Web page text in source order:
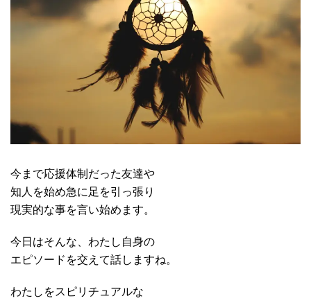
今まで応援体制だった友達や
知人を始め急に足を引っ張り
現実的な事を言い始めます。
今日はそんな、わたし自身の
エピソードを交えて話しますね。
わたしをスピリチュアルな